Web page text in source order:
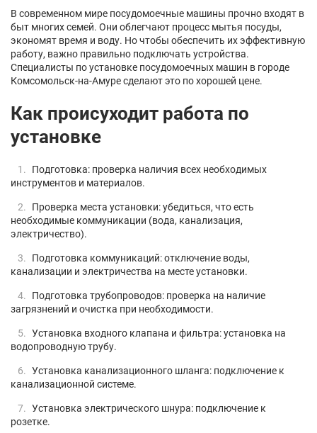
В современном мире посудомоечные машины прочно входят в
быт многих семей. Они облегчают процесс мытья посуды,
экономят время и воду. Но чтобы обеспечить их эффективную
работу, важно правильно подключать устройства.
Специалисты по установке посудомоечных машин в городе
Комсомольск-на-Амуре сделают это по хорошей цене.
Как происуходит работа по
установке
Подготовка: проверка наличия всех необходимых
инструментов и материалов.
Проверка места установки: убедиться, что есть
необходимые коммуникации (вода, канализация,
электричество).
Подготовка коммуникаций: отключение воды,
канализации и электричества на месте установки.
Подготовка трубопроводов: проверка на наличие
загрязнений и очистка при необходимости.
Установка входного клапана и фильтра: установка на
водопроводную трубу.
Установка канализационного шланга: подключение к
канализационной системе.
Установка электрического шнура: подключение к
розетке.